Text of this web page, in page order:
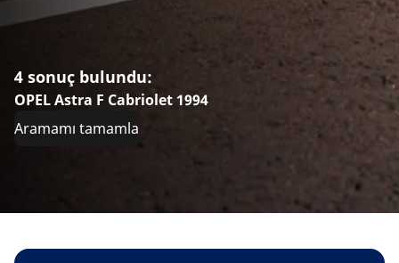
4 sonuç bulundu:
OPEL Astra F Cabriolet 1994
Aramamı tamamla